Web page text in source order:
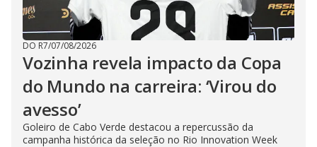
DO R7/07/08/2026
Vozinha revela impacto da Copa
do Mundo na carreira: ‘Virou do
avesso’
Goleiro de Cabo Verde destacou a repercussão da
campanha histórica da seleção no Rio Innovation Week